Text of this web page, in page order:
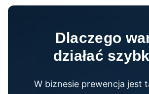
Dlaczego
działać
W biznesie prewencja jest